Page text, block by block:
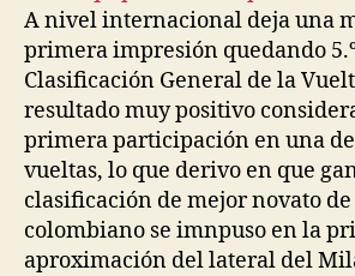
A nivel internacional deja una
primera impresión quedando
Clasificación General de la
resultado muy positivo
primera participación en una
vueltas, lo que derivo en que
clasificación de mejor novato
colombiano se imnpuso en la
aproximación del lateral del